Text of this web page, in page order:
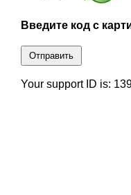
Введите код с
Отправить
Your support ID is: